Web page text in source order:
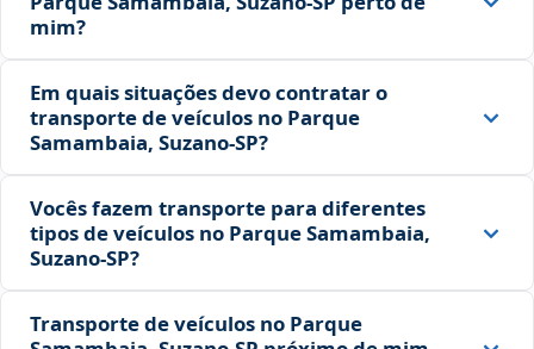
mim?
Em quais situações devo contratar o
transporte de veículos no Parque
Samambaia, Suzano‑SP?
Vocês fazem transporte para diferentes
tipos de veículos no Parque Samambaia,
Suzano‑SP?
Transporte de veículos no Parque